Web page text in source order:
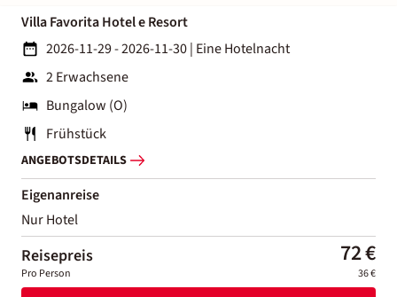
Villa Favorita Hotel e Resort
2026-11-29 - 2026-11-30| Eine Hotelnacht
2 Erwachsene
Bungalow (O)
Frühstück
ANGEBOTSDETAILS
Eigenanreise
Nur Hotel
Reisepreis 72 €
Pro Person 36 €